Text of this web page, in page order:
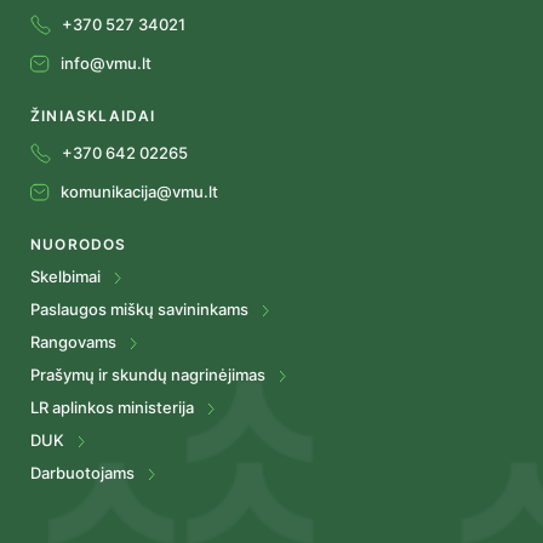
+370 527 34021
info@vmu.lt
ŽINIASKLAIDAI
+370 642 02265
komunikacija@vmu.lt
NUORODOS
Skelbimai
Paslaugos miškų savininkams
Rangovams
Prašymų ir skundų nagrinėjimas
LR aplinkos ministerija
DUK
Darbuotojams